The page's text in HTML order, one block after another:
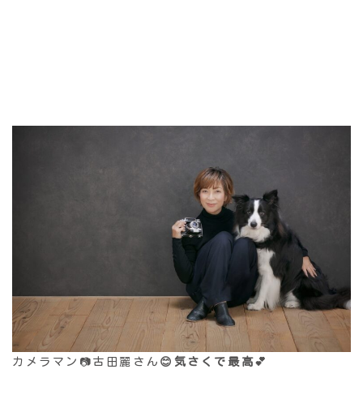
カメラマン📷古田麗さん 😊気さくで最高💕